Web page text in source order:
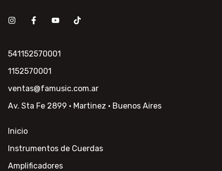
541152570001
1152570001
ventas@famusic.com.ar
Av. Sta Fe 2899 · Martinez · Buenos Aires
Inicio
Instrumentos de Cuerdas
Amplificadores